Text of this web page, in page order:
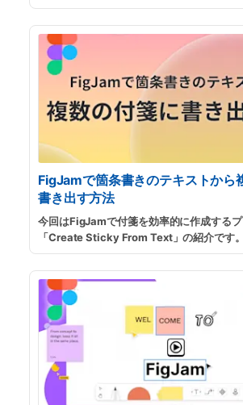
グインを使用する方法など、当サイトでも
まとめましたので、参考にしてみてくださ
FigJamで箇条書きのテキストから
書き出す方法
今回はFigJamで付箋を効率的に作成する
「Create Sticky From Text」の紹介です
やディスカッションでテキストエディタな
きのテキストを一括で付箋に書き出すこと
前準備や作業効率化に役立ちます。
続